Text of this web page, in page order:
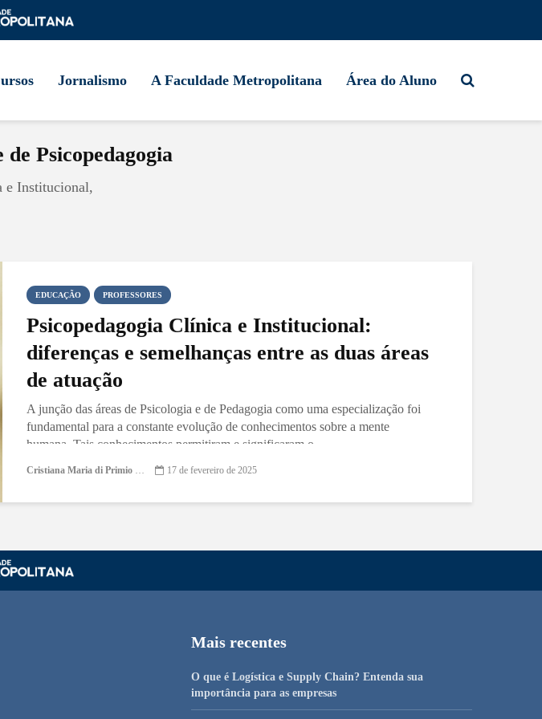
Jornalismo A Faculdade Metropolitana Área do Aluno
Psicopedagogia
e Institucional,
EDUCAÇÃO PROFESSORES
Psicopedagogia Clínica e Institucional:
diferenças e semelhanças entre as duas áreas
de atuação
A junção das áreas de Psicologia e de Pedagogia como uma especialização foi
fundamental para a constante evolução de conhecimentos sobre a mente
humana. Tais conhecimentos permitiram e significaram o...
Cristiana Maria di Primio Gonçalves 17 de fevereiro de 2025
Mais recentes
O que é Logística e Supply Chain? Entenda sua
importância para as empresas